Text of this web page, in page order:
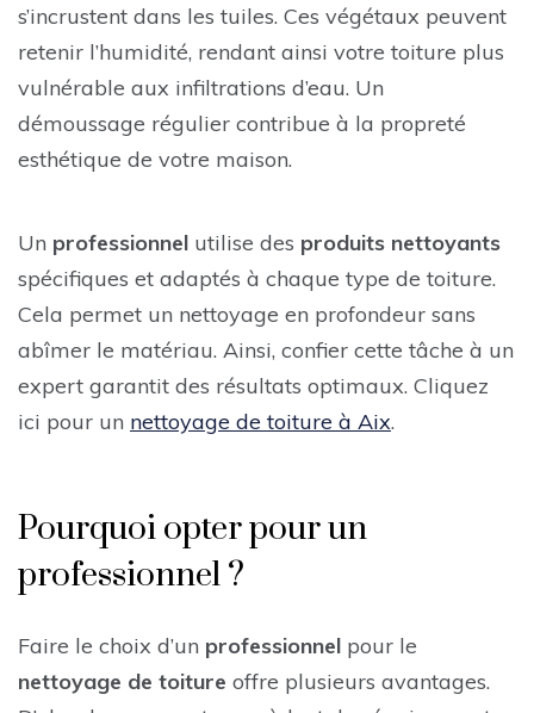
s’incrustent dans les tuiles. Ces végétaux peuvent
retenir l’humidité, rendant ainsi votre toiture plus
vulnérable aux infiltrations d’eau. Un
démoussage régulier contribue à la propreté
esthétique de votre maison.
Un professionnel utilise des produits nettoyants
spécifiques et adaptés à chaque type de toiture.
Cela permet un nettoyage en profondeur sans
abîmer le matériau. Ainsi, confier cette tâche à un
expert garantit des résultats optimaux. Cliquez
ici pour un nettoyage de toiture à Aix.
Pourquoi opter pour un
professionnel ?
Faire le choix d’un professionnel pour le
nettoyage de toiture offre plusieurs avantages.